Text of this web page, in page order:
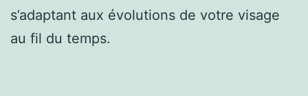
s’adaptant aux évolutions de votre visage
au fil du temps.